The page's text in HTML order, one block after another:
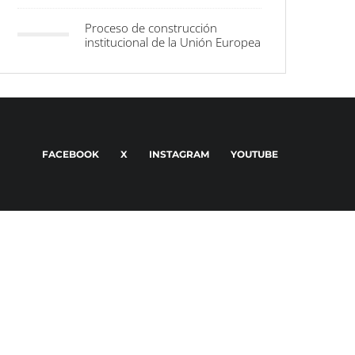
Proceso de construcción
institucional de la Unión Europea
FACEBOOK X INSTAGRAM YOUTUBE